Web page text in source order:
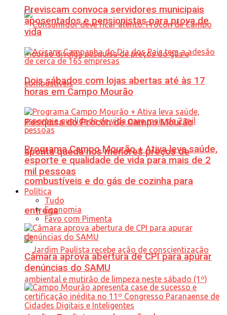
Pesquisa do Procon de Campo Mourão
aponta queda nos menores preços de
combustíveis e do gás de cozinha para
entrega
Previscam convoca servidores municipais
aposentados e pensionistas para prova de
vida
Dois sábados com lojas abertas até às 17
horas em Campo Mourão
Programa Campo Mourão + Ativa leva saúde,
esporte e qualidade de vida para mais de 2
mil pessoas
Política
Tudo
Economia
Favo com Pimenta
Câmara aprova abertura de CPI para apurar
denúncias do SAMU